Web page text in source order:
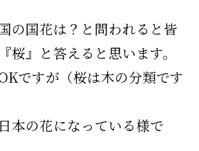
の国花は？と問われると皆
桜』と答えると思います。
ですが（桜は木の分類です
本の花になっている様で